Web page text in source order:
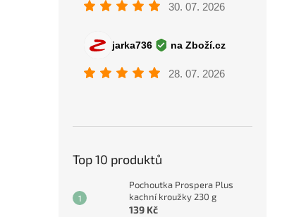
Top 10 produktů
Pochoutka Prospera Plus
kachní kroužky 230 g
139 Kč